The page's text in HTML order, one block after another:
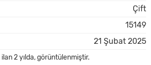
Çift
15149
21 Şubat 2025
ilan2 yılda,görüntülenmiştir.